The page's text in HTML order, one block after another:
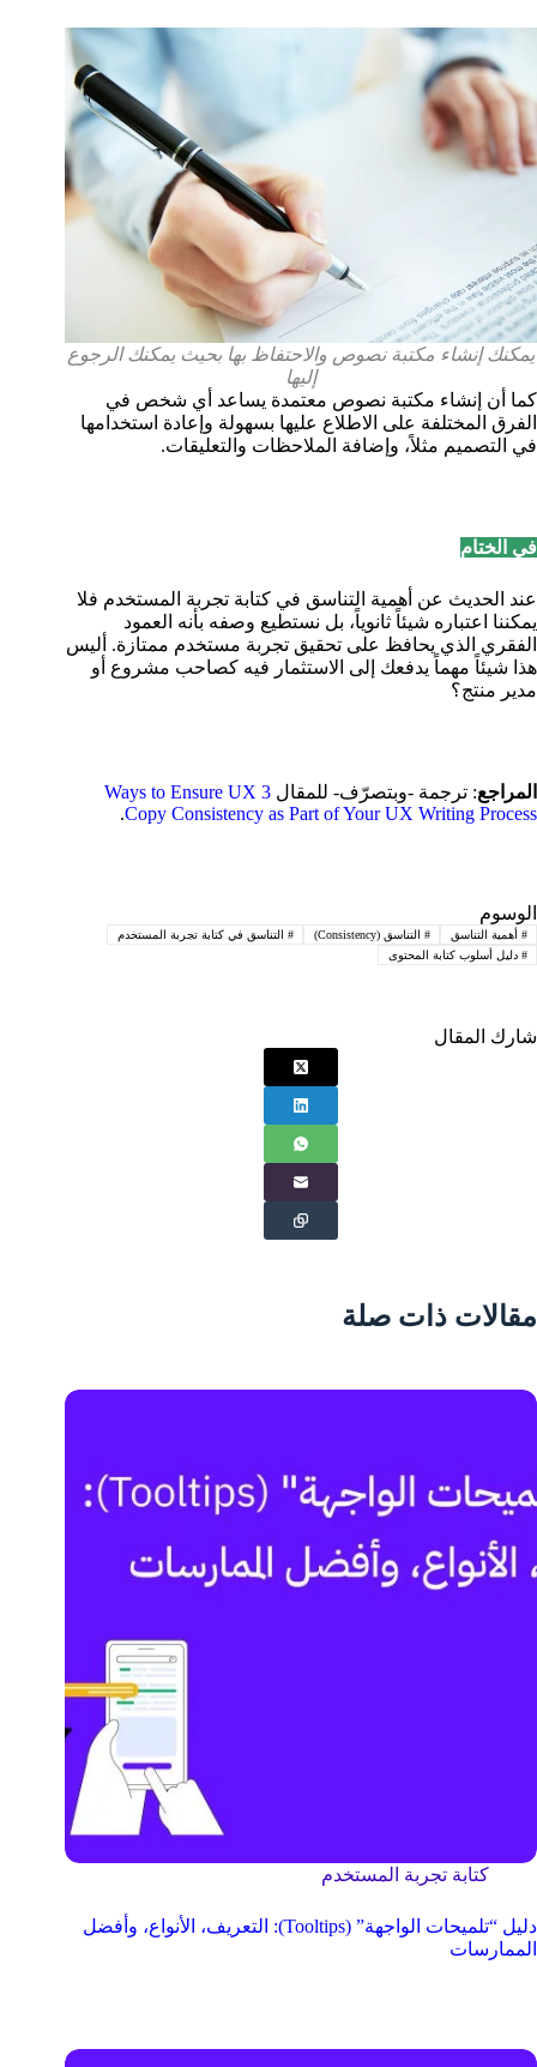
يمكنك إنشاء مكتبة نصوص والاحتفاظ بها بحيث يمكنك الرجوع
إليها
كما أن إنشاء مكتبة نصوص معتمدة يساعد أي شخص في
الفرق المختلفة على الاطلاع عليها بسهولة وإعادة استخدامها
في التصميم مثلاً، وإضافة الملاحظات والتعليقات.
في الختام
عند الحديث عن أهمية التناسق في كتابة تجربة المستخدم فلا
يمكننا اعتباره شيئاً ثانوياً، بل نستطيع وصفه بأنه العمود
الفقري الذي يحافظ على تحقيق تجربة مستخدم ممتازة. أليس
هذا شيئاً مهماً يدفعك إلى الاستثمار فيه كصاحب مشروع أو
مدير منتج؟
المراجع: ترجمة -وبتصرّف- للمقال
3 Ways to Ensure UX
Copy Consistency as Part of Your UX Writing Process
.
الوسوم
# أهمية التناسق # التناسق (Consistency) # التناسق في كتابة تجربة المستخدم
# دليل أسلوب كتابة المحتوى
شارك المقال
مقالات ذات صلة
كتابة تجربة المستخدم
دليل “تلميحات الواجهة” (Tooltips): التعريف، الأنواع، وأفضل
الممارسات